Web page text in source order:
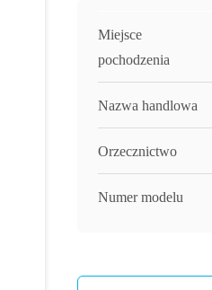
Miejsce
pochodzenia
Nazwa handlowa
Orzecznictwo
Numer modelu